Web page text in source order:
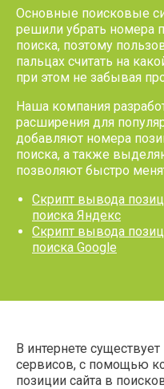
Основные поисковые
решили убрать номера
поиска, поэтому
пальцах считать на
при этом не забывая
Наша компания
расширения для
добавляют номера
поиска, а также
позволяют быстро
Скрипт вывода
поиска Яндекс
Скрипт вывода
поиска Google
В интернете
сервисов, с помощью
позиции сайта в